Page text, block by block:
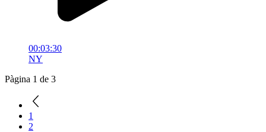
00:03:30
NY
Pàgina 1 de 3
1
2